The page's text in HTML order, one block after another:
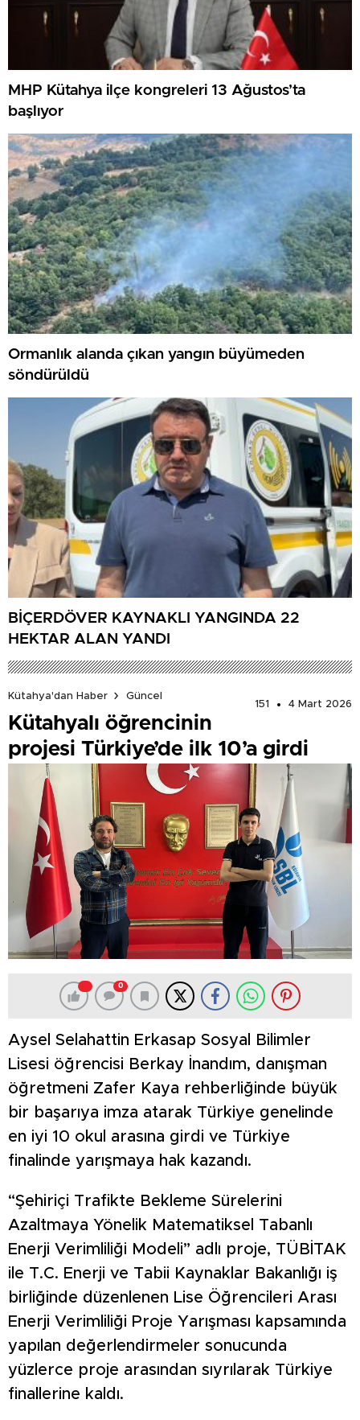
MHP Kütahya ilçe kongreleri 13 Ağustos’ta
başlıyor
Ormanlık alanda çıkan yangın büyümeden
söndürüldü
BİÇERDÖVER KAYNAKLI YANGINDA 22
HEKTAR ALAN YANDI
Kütahya'dan Haber
Güncel
151
4 Mart 2026
Kütahyalı öğrencinin
projesi Türkiye’de ilk 10’a girdi
0
Aysel Selahattin Erkasap Sosyal Bilimler
Lisesi öğrencisi Berkay İnandım, danışman
öğretmeni Zafer Kaya rehberliğinde büyük
bir başarıya imza atarak Türkiye genelinde
en iyi 10 okul arasına girdi ve Türkiye
finalinde yarışmaya hak kazandı.
“Şehiriçi Trafikte Bekleme Sürelerini
Azaltmaya Yönelik Matematiksel Tabanlı
Enerji Verimliliği Modeli” adlı proje, TÜBİTAK
ile T.C. Enerji ve Tabii Kaynaklar Bakanlığı iş
birliğinde düzenlenen Lise Öğrencileri Arası
Enerji Verimliliği Proje Yarışması kapsamında
yapılan değerlendirmeler sonucunda
yüzlerce proje arasından sıyrılarak Türkiye
finallerine kaldı.